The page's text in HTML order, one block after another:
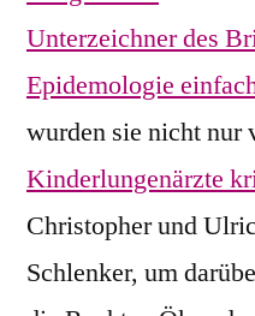
Unterzeichner des
Epidemologie
wurden sie nicht nur
Kinderlungenärzte
Christopher und
Schlenker, um